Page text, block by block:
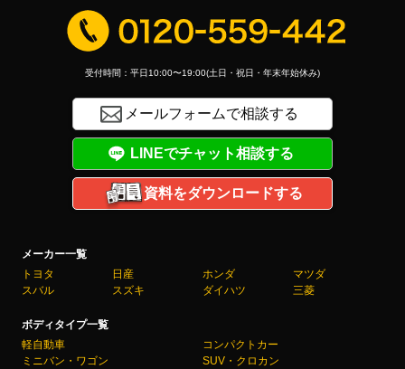
メーカー一覧
トヨタ
日産 ホンダ
マツダ
スバル
スズキ ダイハツ 三菱
ボディタイプ一覧
軽自動車
コンパクトカー
ミニバン・ワゴン
SUV・クロカン
受付時間：平日10:00〜19:00(土日・祝日・年末年始休み)
メールフォームで相談する
LINEでチャット相談する
資料をダウンロードする